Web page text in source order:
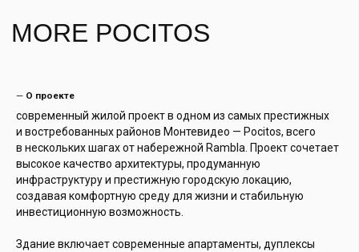
— О проекте
современный жилой проект в одном из самых престижных
и востребованных районов Монтевидео — Pocitos, всего
в нескольких шагах от набережной Rambla. Проект сочетает
высокое качество архитектуры, продуманную
инфраструктуру и престижную городскую локацию,
создавая комфортную среду для жизни и стабильную
инвестиционную возможность.
Здание включает современные апартаменты, дуплексы